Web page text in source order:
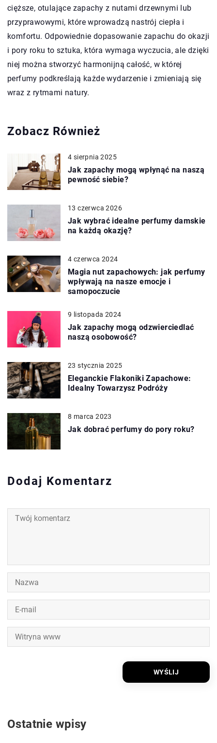
cięższe, otulające zapachy z nutami drzewnymi lub
przyprawowymi, które wprowadzą nastrój ciepła i
komfortu. Odpowiednie dopasowanie zapachu do okazji
i pory roku to sztuka, która wymaga wyczucia, ale dzięki
niej można stworzyć harmonijną całość, w której
perfumy podkreślają każde wydarzenie i zmieniają się
wraz z rytmami natury.
Zobacz Również
4 sierpnia 2025
Jak zapachy mogą wpłynąć na naszą
pewność siebie?
13 czerwca 2026
Jak wybrać idealne perfumy damskie
na każdą okazję?
4 czerwca 2024
Magia nut zapachowych: jak perfumy
wpływają na nasze emocje i
samopoczucie
9 listopada 2024
Jak zapachy mogą odzwierciedlać
naszą osobowość?
23 stycznia 2025
Eleganckie Flakoniki Zapachowe:
Idealny Towarzysz Podróży
8 marca 2023
Jak dobrać perfumy do pory roku?
Dodaj Komentarz
Ostatnie wpisy